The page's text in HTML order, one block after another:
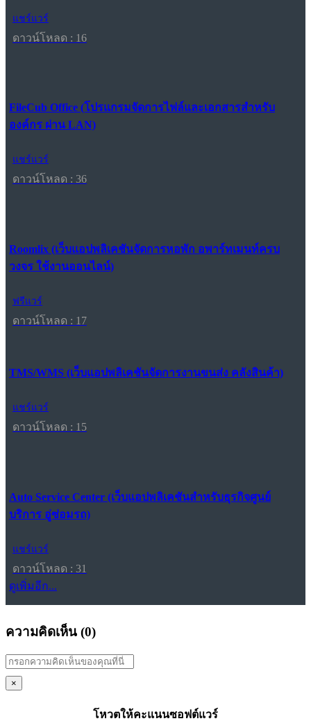
แชร์แวร์
ดาวน์โหลด : 16
FileCub Office (โปรแกรมจัดการไฟล์และเอกสารสำหรับ
องค์กร ผ่าน LAN)
แชร์แวร์
ดาวน์โหลด : 36
Roomlix (เว็บแอปพลิเคชันจัดการหอพัก อพาร์ทเมนท์ครบ
วงจร ใช้งานออนไลน์)
ฟรีแวร์
ดาวน์โหลด : 17
TMS/WMS (เว็บแอปพลิเคชันจัดการงานขนส่ง คลังสินค้า)
แชร์แวร์
ดาวน์โหลด : 15
Auto Service Center (เว็บแอปพลิเคชันสำหรับธุรกิจศูนย์
บริการ อู่ซ่อมรถ)
แชร์แวร์
ดาวน์โหลด : 31
ดูเพิ่มอีก...
ความคิดเห็น (0)
×
โหวตให้คะแนนซอฟต์แวร์